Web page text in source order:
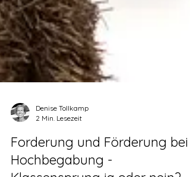
2 Min. Lesezeit
Forderung und Förderung bei